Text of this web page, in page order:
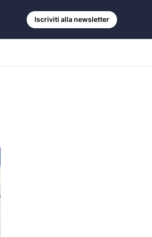
Iscriviti alla newsletter